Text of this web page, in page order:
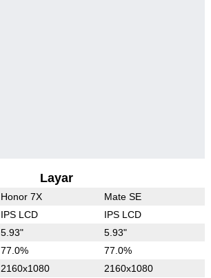
Layar
Honor 7X Mate SE
IPS LCD IPS LCD
5.93" 5.93"
77.0% 77.0%
2160x1080 2160x1080